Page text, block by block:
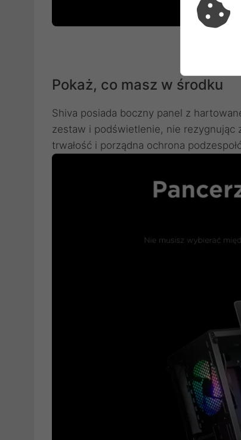
Pokaż, co masz w środku
Shiva posiada boczny panel z
zestaw i podświetlenie, nie
trwałość i porządna ochrona